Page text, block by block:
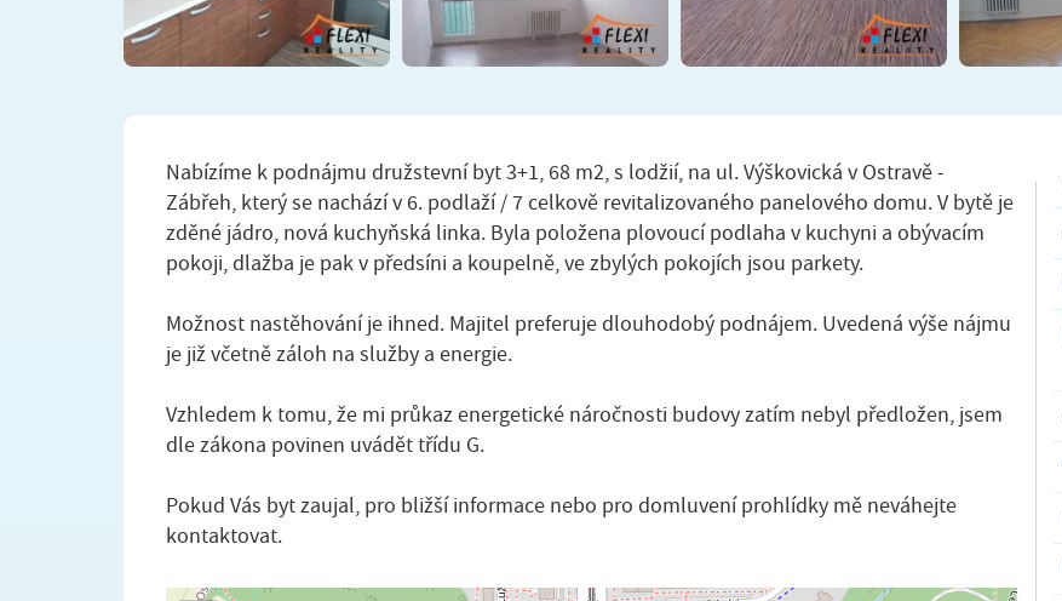
Nabízíme k podnájmu družstevní byt 3+1, 68 m2, s lodžií, na ul. Výškovická v Ostravě -
Zábřeh, který se nachází v 6. podlaží / 7 celkově revitalizovaného panelového domu. V bytě je
zděné jádro, nová kuchyňská linka. Byla položena plovoucí podlaha v kuchyni a obývacím
pokoji, dlažba je pak v předsíni a koupelně, ve zbylých pokojích jsou parkety.
Možnost nastěhování je ihned. Majitel preferuje dlouhodobý podnájem. Uvedená výše nájmu
je již včetně záloh na služby a energie.
Vzhledem k tomu, že mi průkaz energetické náročnosti budovy zatím nebyl předložen, jsem
dle zákona povinen uvádět třídu G.
Pokud Vás byt zaujal, pro bližší informace nebo pro domluvení prohlídky mě neváhejte
kontaktovat.